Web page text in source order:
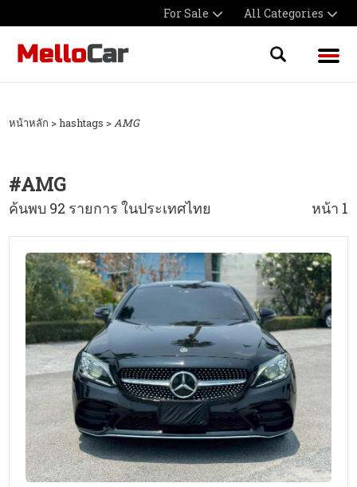
For Sale All Categories
หน้าหลัก > hashtags >AMG
#AMG
ค้นพบ 92 รายการ ในประเทศไทย หน้า 1